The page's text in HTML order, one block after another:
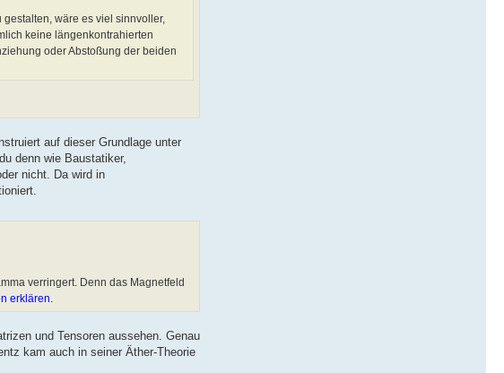
wäre es viel sinnvoller,
keine längenkontrahierten
oder Abstoßung der beiden
auf dieser Grundlage unter
denn wie Baustatiker,
nicht. Da wird in
verringert. Denn das Magnetfeld
erklären.
und Tensoren aussehen. Genau
kam auch in seiner Äther-Theorie